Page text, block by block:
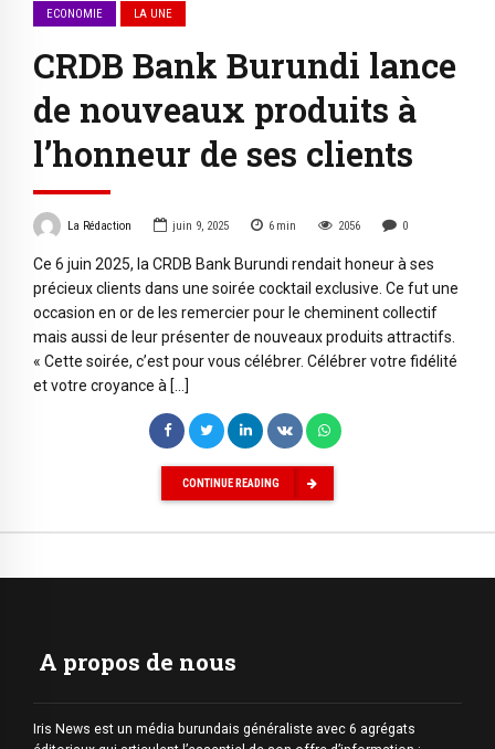
ECONOMIE LA UNE
CRDB Bank Burundi lance
de nouveaux produits à
l’honneur de ses clients
La Rédaction juin 9, 2025 6 min 2056 0
Ce 6 juin 2025, la CRDB Bank Burundi rendait honeur à ses
précieux clients dans une soirée cocktail exclusive. Ce fut une
occasion en or de les remercier pour le cheminent collectif
mais aussi de leur présenter de nouveaux produits attractifs.
« Cette soirée, c’est pour vous célébrer. Célébrer votre fidélité
et votre croyance à […]
CONTINUE READING
A propos de nous
Iris News est un média burundais généraliste avec 6 agrégats